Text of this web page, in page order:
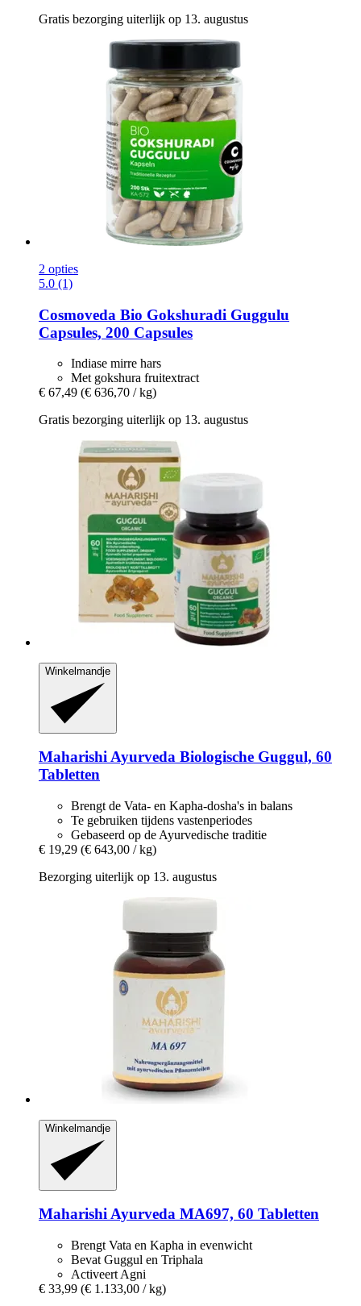
Gratis bezorging uiterlijk op 13. augustus
2 opties
5.0 (1)
Cosmoveda Bio Gokshuradi Guggulu
Capsules, 200 Capsules
Indiase mirre hars
Met gokshura fruitextract
€ 67,49 (€ 636,70 / kg)
Gratis bezorging uiterlijk op 13. augustus
Winkelmandje
Maharishi Ayurveda Biologische Guggul, 60
Tabletten
Brengt de Vata- en Kapha-dosha's in balans
Te gebruiken tijdens vastenperiodes
Gebaseerd op de Ayurvedische traditie
€ 19,29 (€ 643,00 / kg)
Bezorging uiterlijk op 13. augustus
Winkelmandje
Maharishi Ayurveda MA697, 60 Tabletten
Brengt Vata en Kapha in evenwicht
Bevat Guggul en Triphala
Activeert Agni
€ 33,99 (€ 1.133,00 / kg)